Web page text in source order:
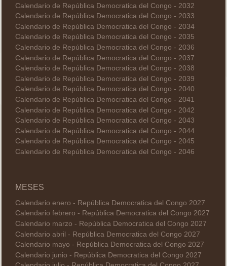
Calendario de República Democratica del Congo - 2032
Calendario de República Democratica del Congo - 2033
Calendario de República Democratica del Congo - 2034
Calendario de República Democratica del Congo - 2035
Calendario de República Democratica del Congo - 2036
Calendario de República Democratica del Congo - 2037
Calendario de República Democratica del Congo - 2038
Calendario de República Democratica del Congo - 2039
Calendario de República Democratica del Congo - 2040
Calendario de República Democratica del Congo - 2041
Calendario de República Democratica del Congo - 2042
Calendario de República Democratica del Congo - 2043
Calendario de República Democratica del Congo - 2044
Calendario de República Democratica del Congo - 2045
Calendario de República Democratica del Congo - 2046
MESES
Calendario enero - República Democratica del Congo 2027
Calendario febrero - República Democratica del Congo 2027
Calendario marzo - República Democratica del Congo 2027
Calendario abril - República Democratica del Congo 2027
Calendario mayo - República Democratica del Congo 2027
Calendario junio - República Democratica del Congo 2027